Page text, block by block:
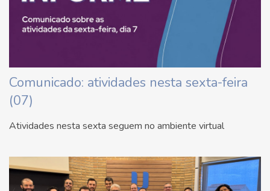
Comunicado: atividades nesta sexta-feira
(07)
Atividades nesta sexta seguem no ambiente virtual